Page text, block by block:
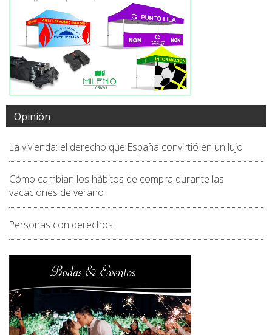
Opinión
La vivienda: el derecho que España convirtió en un lujo
Cómo cambian los hábitos de compra durante las
vacaciones de verano
Personas con derechos